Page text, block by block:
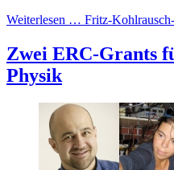
Weiterlesen … Fritz-
Zwei ERC-Grants
Physik